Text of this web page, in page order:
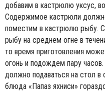
добавим в кастрюлю уксус,
Содержимое кастрюли
поместим в кастрюлю рыбу.
рыбу на среднем огне в
то время приготовления
огонь и подождем пару
должно подаваться на стол
блюда «Папаз яхниси»